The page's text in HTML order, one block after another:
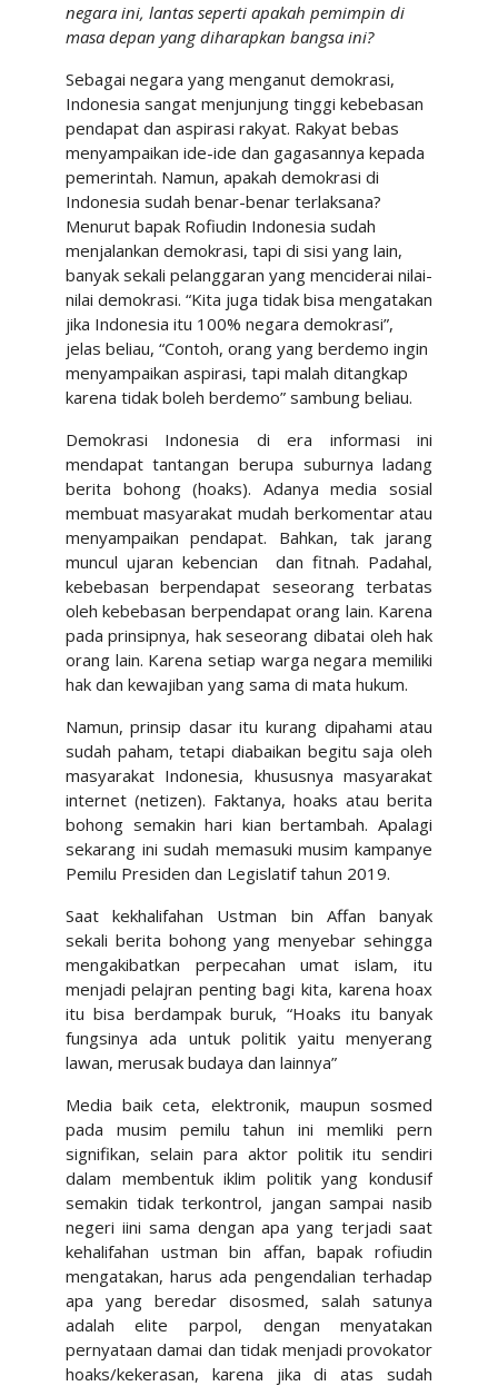
negara ini, lantas seperti apakah pemimpin di
masa depan yang diharapkan bangsa ini?
Sebagai negara yang menganut demokrasi,
Indonesia sangat menjunjung tinggi kebebasan
pendapat dan aspirasi rakyat. Rakyat bebas
menyampaikan ide-ide dan gagasannya kepada
pemerintah. Namun, apakah demokrasi di
Indonesia sudah benar-benar terlaksana?
Menurut bapak Rofiudin Indonesia sudah
menjalankan demokrasi, tapi di sisi yang lain,
banyak sekali pelanggaran yang menciderai nilai-
nilai demokrasi. “Kita juga tidak bisa mengatakan
jika Indonesia itu 100% negara demokrasi”,
jelas beliau, “Contoh, orang yang berdemo ingin
menyampaikan aspirasi, tapi malah ditangkap
karena tidak boleh berdemo” sambung beliau.
Demokrasi Indonesia di era informasi ini
mendapat tantangan berupa suburnya ladang
berita bohong (hoaks). Adanya media sosial
membuat masyarakat mudah berkomentar atau
menyampaikan pendapat. Bahkan, tak jarang
muncul ujaran kebencian
dan fitnah. Padahal,
kebebasan berpendapat seseorang terbatas
oleh kebebasan berpendapat orang lain. Karena
pada prinsipnya, hak seseorang dibatai oleh hak
orang lain. Karena setiap warga negara memiliki
hak dan kewajiban yang sama di mata hukum.
Namun, prinsip dasar itu kurang dipahami atau
sudah paham, tetapi diabaikan begitu saja oleh
masyarakat Indonesia, khususnya masyarakat
internet (netizen). Faktanya, hoaks atau berita
bohong semakin hari kian bertambah. Apalagi
sekarang ini sudah memasuki musim kampanye
Pemilu Presiden dan Legislatif tahun 2019.
Saat kekhalifahan Ustman bin Affan banyak
sekali berita bohong yang menyebar sehingga
mengakibatkan perpecahan umat islam, itu
menjadi pelajran penting bagi kita, karena hoax
itu bisa berdampak buruk, “Hoaks itu banyak
fungsinya ada untuk politik yaitu menyerang
lawan, merusak budaya dan lainnya”
Media baik ceta, elektronik, maupun sosmed
pada musim pemilu tahun ini memliki pern
signifikan, selain para aktor politik itu sendiri
dalam membentuk iklim politik yang kondusif
semakin tidak terkontrol, jangan sampai nasib
negeri iini sama dengan apa yang terjadi saat
kehalifahan ustman bin affan, bapak rofiudin
mengatakan, harus ada pengendalian terhadap
apa yang beredar disosmed, salah satunya
adalah elite parpol, dengan menyatakan
pernyataan damai dan tidak menjadi provokator
hoaks/kekerasan, karena jika di atas sudah